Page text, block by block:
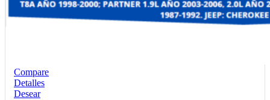
Compare
Detalles
Desear